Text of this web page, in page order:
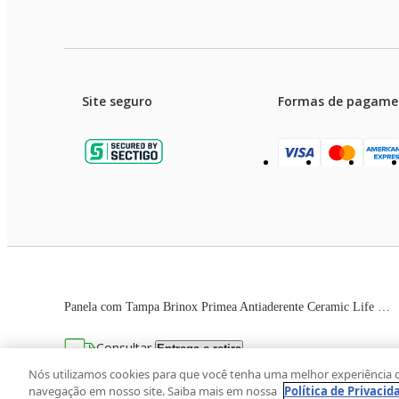
Consultar Entrega e retira
Site seguro Formas de
Preços e condições de
As imagens dos produtos são meramente
Avenida Zaki Narchi, nº 1650, sobreloja,
Nós utilizamos cookies para que você tenha uma melhor experiência
navegação em nosso site. Saiba mais em nossa Política de